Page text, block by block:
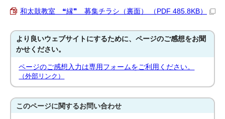
和太鼓教室 ❝縁❞ 募集チラシ（裏面） （PDF 485.8KB）
より良いウェブサイトにするために、ページのご感想をお聞
かせください。
ページのご感想入力は専用フォームをご利用ください。
（外部リンク）
このページに関するお問い合わせ